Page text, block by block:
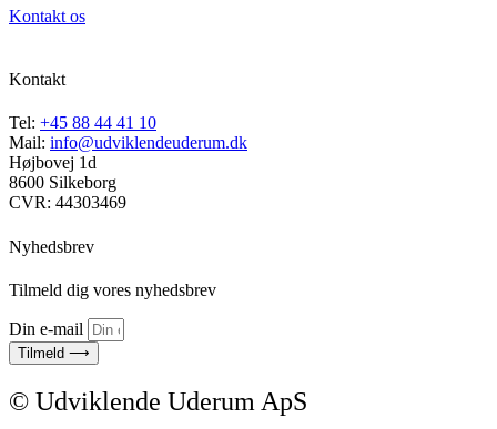
Kontakt os
Kontakt
Tel: +45 88 44 41 10
Mail: info@udviklendeuderum.dk
Højbovej 1d
8600 Silkeborg
CVR: 44303469
Nyhedsbrev
Tilmeld dig vores nyhedsbrev
Din e-mail
Tilmeld ⟶
© Udviklende Uderum ApS